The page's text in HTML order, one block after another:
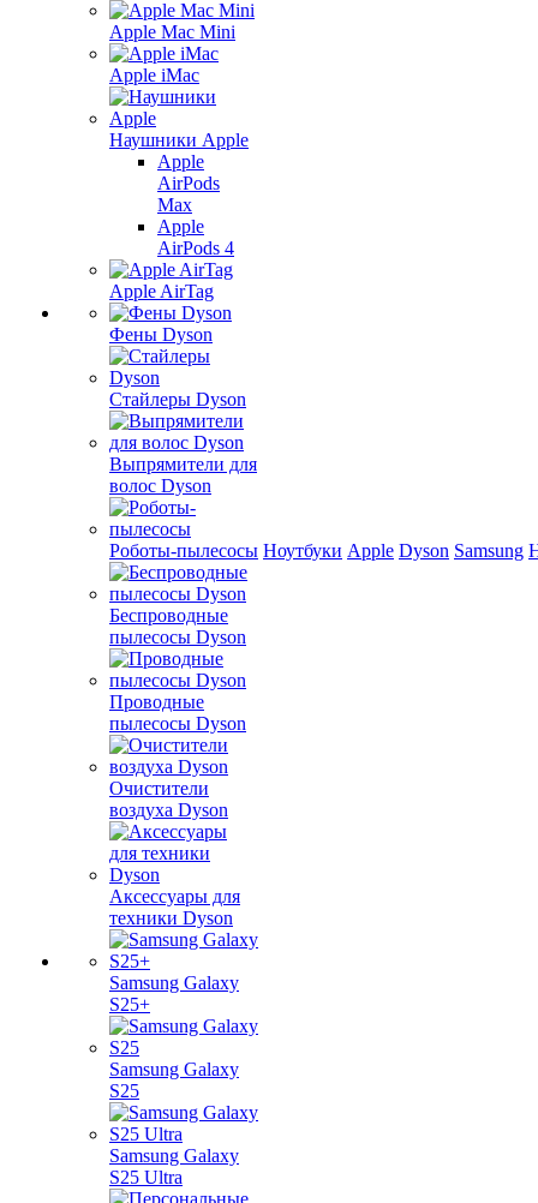
Apple Mac Mini
Apple iMac
Наушники Apple
Apple
AirPods
Max
Apple
AirPods 4
Apple AirTag
Фены Dyson
Стайлеры Dyson
Выпрямители для
волос Dyson
Роботы-пылесосы
Беспроводные
пылесосы Dyson
Проводные
пылесосы Dyson
Очистители
воздуха Dyson
Аксессуары для
техники Dyson
Samsung Galaxy
S25+
Samsung Galaxy
S25
Samsung Galaxy
S25 Ultra
Ноутбуки Apple Dyson Samsung